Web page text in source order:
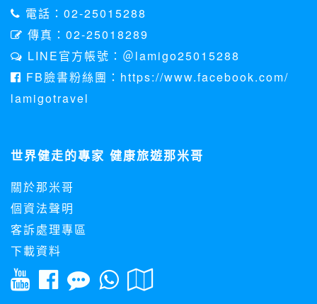
或電子郵件給您。本公司除了在該資料或電子郵件上註明是由
本公司發送，也會在該資料或電子郵件上提供您能隨時停止接
收這些資料或電子郵件的方法及說明。
資料使用:
本公司不會向任何人出售或出借您的個人識別資料。
在以下情況下， 本公司會向其他人士或公司提供您的個人識別
南。
帳號資料。若您有相關法律上問題需查閱他人資料時，請務必
向警政單位提出告訴，我們將全力配合警政單位調查並提供所
有相關資料，以協助調查及破案！
自我保護措施:
請妥善保管您在本公司及相關企業伙伴網站的帳號、密碼或個
人資料，不要將任何資料、密碼提供給任何人。並在您使用完
本公司相關企業伙伴網站所提供的服務後，務必記得登出帳戶
電話：02-25015288
傳真：02-25018289
LINE官方帳號：＠lamigo25015288
FB臉書粉絲團：https://www.facebook.com/
lamigotravel
世界健走的專家 健康旅遊那米哥
關於那米哥
個資法聲明
客訴處理專區
下載資料